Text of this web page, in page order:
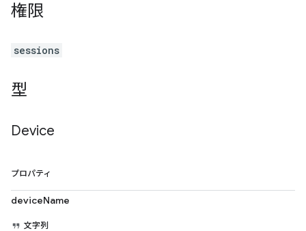
権限
sessions
型
Device
プロパティ
deviceName
文字列